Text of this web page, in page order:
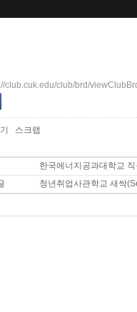
club.cuk.edu/club/brd/
스크랩
한국에너지공과대학교
청년취업사관학교 새싹